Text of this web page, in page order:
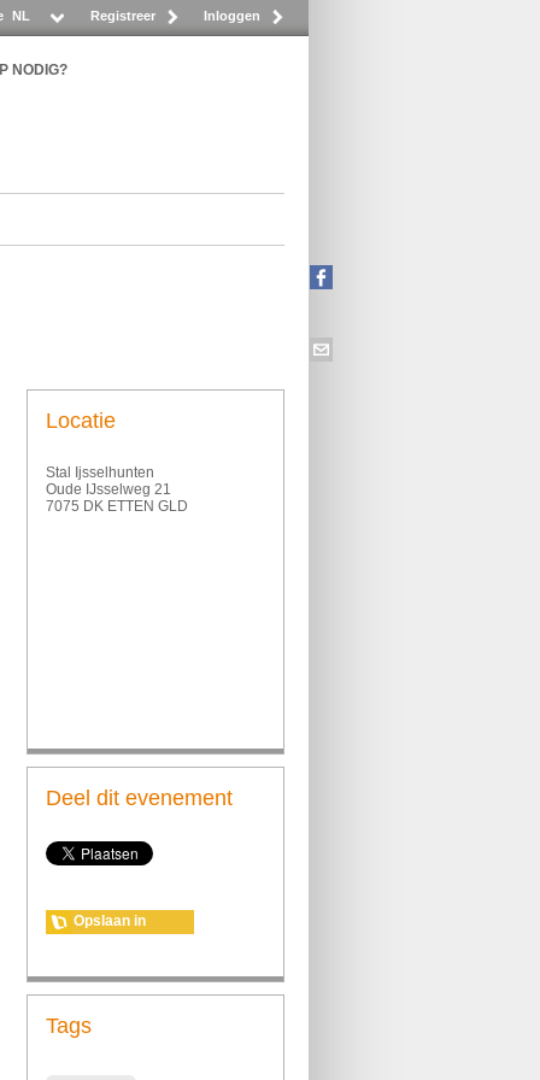
Registreer Inloggen
NL
NODIG?
Locatie
Stal Ijsselhunten
Oude IJsselweg 21
7075 DK ETTEN GLD
Deel dit evenement
Opslaan in
Tags